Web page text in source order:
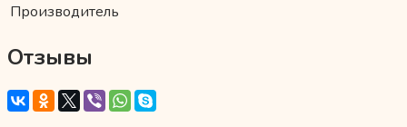
Производитель
Отзывы